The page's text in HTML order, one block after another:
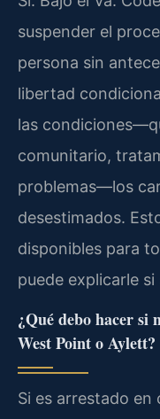
suspender el
persona sin
libertad
las
comunitario,
problemas—los
desestimados.
disponibles para
puede explicarle si
¿Qué debo hacer
West Point o Aylett?
Si es arrestado en